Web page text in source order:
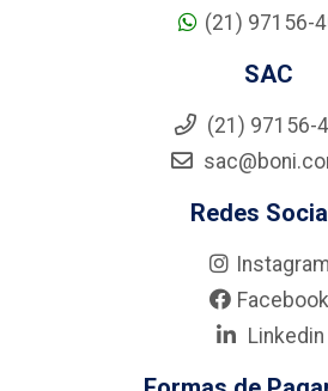
(21) 97156-
SAC
(21) 97156-
Redes
Instagram
Facebook
Linkedin